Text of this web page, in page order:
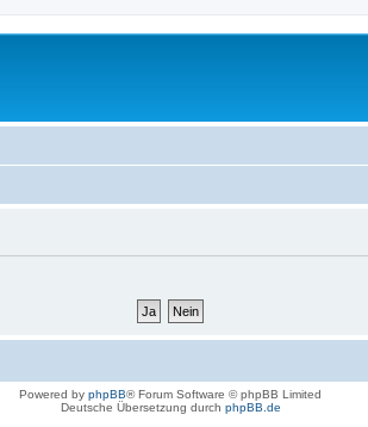
Powered by phpBB® Forum Software © phpBB Limited
Deutsche Übersetzung durch phpBB.de